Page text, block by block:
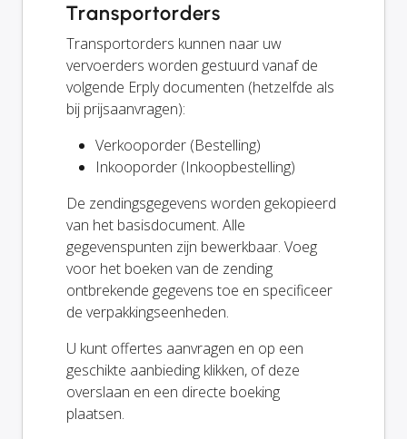
Transportorders
Transportorders kunnen naar uw
vervoerders worden gestuurd vanaf de
volgende Erply documenten (hetzelfde als
bij prijsaanvragen):
Verkooporder (Bestelling)
Inkooporder (Inkoopbestelling)
De zendingsgegevens worden gekopieerd
van het basisdocument. Alle
gegevenspunten zijn bewerkbaar. Voeg
voor het boeken van de zending
ontbrekende gegevens toe en specificeer
de verpakkingseenheden.
U kunt offertes aanvragen en op een
geschikte aanbieding klikken, of deze
overslaan en een directe boeking
plaatsen.